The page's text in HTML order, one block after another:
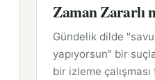
Zaman Zararlı
Gündelik dilde
yapıyorsun" bir
bir izleme